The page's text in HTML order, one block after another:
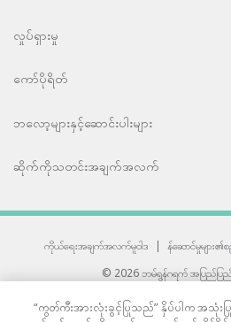
လှုပ်ရှားမှု
ကော်ပိုရိတ်
ဘလော့များနှင့်ဆောင်းပါးများ
ဆိုက်ကိုသတင်းအချက်အလက်
ကိုယ်ရေးအချက်အလက်မူဝါဒ | န်ဆောင်မှုများ၏စ
© 2026 ဘမ်ရွန်ဂရက် အပြည်ပြည်
“ကွတ်ကီးအားလုံးခွင့်ပြုသည်” နှိပ်ပါက အ